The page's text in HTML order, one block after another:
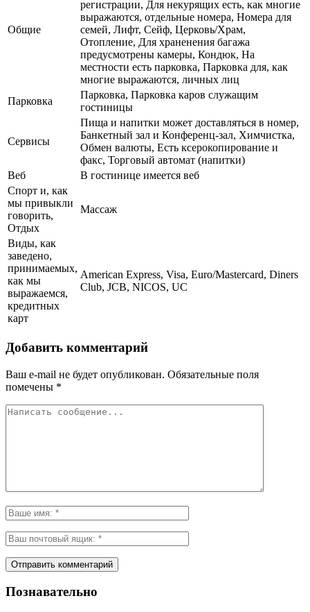
Общие
регистрации, Для некурящих есть, как многие
выражаются, отдельные номера, Номера для
семей, Лифт, Сейф, Церковь/Храм,
Отопление, Для храненения багажа
предусмотрены камеры, Кондюк, На
местности есть парковка, Парковка для, как
многие выражаются, личных лиц
Парковка
Парковка, Парковка каров служащим
гостиницы
Сервисы
Пища и напитки может доставляться в номер,
Банкетный зал и Конференц-зал, Химчистка,
Обмен валюты, Есть ксерокопирование и
факс, Торговый автомат (напитки)
Веб
В гостинице имеется веб
Спорт и, как
мы привыкли
говорить,
Отдых
Массаж
Виды, как
заведено,
принимаемых,
как мы
выражаемся,
кредитных
карт
American Express, Visa, Euro/Mastercard, Diners
Club, JCB, NICOS, UC
Добавить комментарий
Ваш e-mail не будет опубликован. Обязательные поля
помечены *
Познавательно